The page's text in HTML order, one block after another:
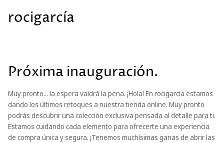
rocigarcía
Próxima inauguración.
Muy pronto... la espera valdrá la pena. ¡Hola! En rocigarcía estamos
dando los últimos retoques a nuestra tienda online. Muy pronto
podrás descubrir una colección exclusiva pensada al detalle para ti.
Estamos cuidando cada elemento para ofrecerte una experiencia
de compra única y segura. ¡Tenemos muchísimas ganas de abrir las